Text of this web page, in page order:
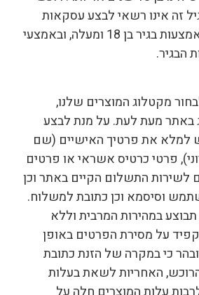
זה אינו רשאי לבצע עסקאות
באתר, אלא באמצעות בגיר בן 18 ומעלה, ובאמצעי
הבגיר.
מקטלוג המוצרים שלנו,
באתר מעת לעת. על מנת לבצע
למלא את פרטיך האישיים (שם
פרטי כרטיס אשראי או פרטים
התשלום הקיים באתר וכן
וסיסמא וכן כתובת למשלוח.
במהירות המרבית וללא
על מסירת הפרטים באופן
כי במקרה של הזנת כתובת
הרוכש, האחריות לשאת בעלות